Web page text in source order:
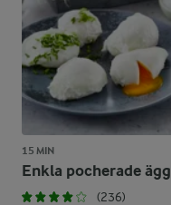
15 MIN
Enkla pocherade ägg
(236)